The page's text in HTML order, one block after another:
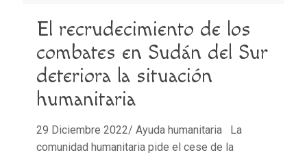
El recrudecimiento de los
combates en Sudán del Sur
deteriora la situación
humanitaria
29 Diciembre 2022/ Ayuda humanitaria La
comunidad humanitaria pide el cese de la